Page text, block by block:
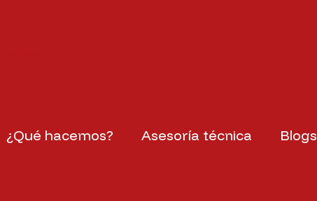
¿Qué hacemos? Asesoría técnica Blogs